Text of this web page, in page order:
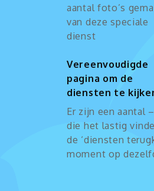
aantal foto’s
van deze speciale
dienst
Vereenvoudigde
pagina om de
diensten te
Er zijn een aantal
die het lastig
de ‘diensten
moment op